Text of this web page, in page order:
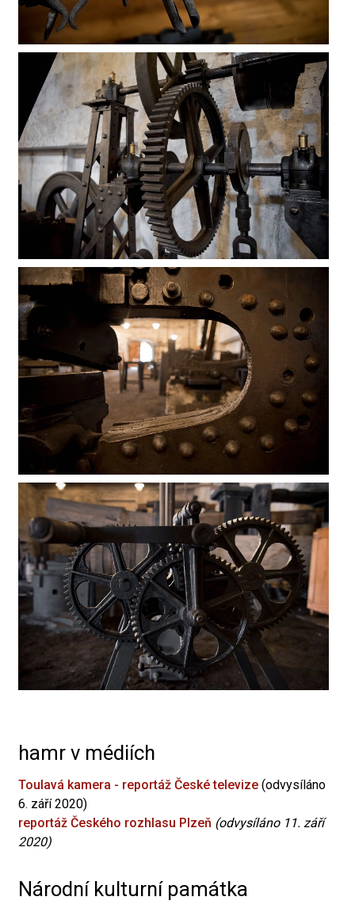
hamr v médiích
Toulavá kamera - reportáž České televize (odvysíláno
6. září 2020)
reportáž Českého rozhlasu Plzeň (odvysíláno 11. září
2020)
Národní kulturní památka